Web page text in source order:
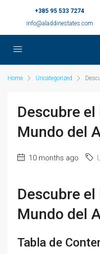
+385 95 533 7274
info@aladdinestates.com
Home Uncategorized
Descubre
Mundo del
10 months ago
Descubre
Mundo del
Tabla de